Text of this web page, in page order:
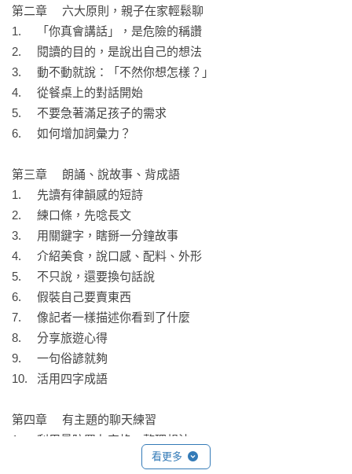
‧練口條最好的書，就是唸童話故事，先讀出聲音，
  越長的文章，越要注意速度、斷句、換氣。怎麼練？
「天啊，我是一隻天鵝！」請帶著情感朗讀臺詞。
‧用關鍵字，瞎掰一分鐘故事。
麻辣燙、小狗、學習、週末、壓歲錢，讓孩子在限時內，練習
把話說清楚。
‧像YouTuber做吃播一樣，從口感、配料、外形，介紹今天的
一餐；孩子的表達欲，常常來自於「有人願意聽」。
‧總是講到一半就卡住？
引導他像記者報新聞一樣：時間、地點、發生什麼事，慢慢說
清楚。
如果孩子想要爭取當班長，該怎麼說服同學支持？
如何回應對方的無禮要求？怎麼拒絕，不傷人、不害己？
教室裡、朋友圈，話該怎麼說，麻煩就沒了？
子說話有重點、不再吃悶虧。
第二章	六大原則，親子在家輕鬆聊
1.	「你真會講話」，是危險的稱讚
2.	閱讀的目的，是說出自己的想法
3.	動不動就說：「不然你想怎樣？」
4.	從餐桌上的對話開始
5.	不要急著滿足孩子的需求
6.	如何增加詞彙力？
第三章	朗誦、說故事、背成語
1.	先讀有律韻感的短詩
2.	練口條，先唸長文
3.	用關鍵字，瞎掰一分鐘故事
4.	介紹美食，說口感、配料、外形
5.	不只說，還要換句話說
6.	假裝自己要賣東西
7.	像記者一樣描述你看到了什麼
8.	分享旅遊心得
9.	一句俗諺就夠
10.	活用四字成語
第四章	有主題的聊天練習
1.	利用曼陀羅九宮格，整理想法
看更多